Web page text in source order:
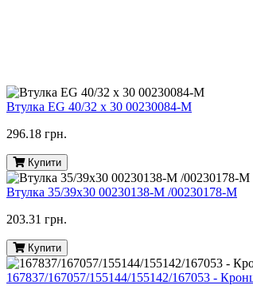
Втулка EG 40/32 x 30 00230084-M
296.18 грн.
Купити
Втулка 35/39х30 00230138-M /00230178-M
203.31 грн.
Купити
167837/167057/155144/155142/167053 -